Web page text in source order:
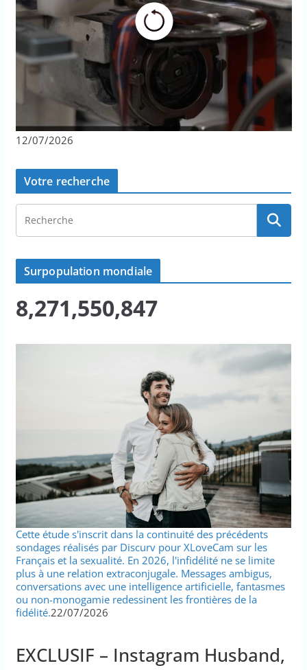
12/07/2026
Votre recherche
Surpopulation mondiale
8,271,550,847
Cette étude s'inscrit dans la continuité des précédents
sondages réalisés par Discurv pour XLoveCam sur les
Français et la sexualité. En 2026, l'infidélité ne se limite
plus à une relation extraconjugale. Messages ambigus,
conversations avec une intelligence artificielle, fantasmes
ou non-monogamie redessinent les frontières de la
fidélité.22/07/2026
EXCLUSIF – Instagram Husband,